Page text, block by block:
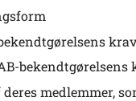
krav
bekendtgørelsens
medlemmer,